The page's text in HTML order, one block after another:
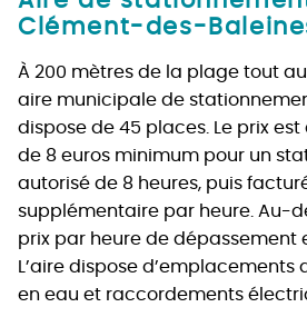
Clément-des-
À 200 mètres de la plage tout
aire municipale de
dispose de 45 places. Le prix
de 8 euros minimum pour un
autorisé de 8 heures, puis
supplémentaire par heure. Au-
prix par heure de dépassement
L’aire dispose
en eau et raccordements